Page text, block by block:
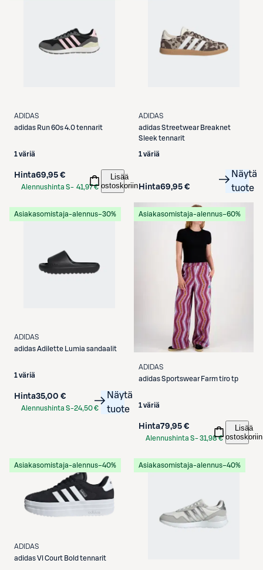
ADIDAS
adidas Run 60s 4.0 tennarit
1 väriä
Hinta69,95 €
Alennushinta S- 41,97 €
Lisää
ostoskoriin
ADIDAS
adidasStreetwear Breaknet
Sleek tennarit
1 väriä
Hinta69,95 €
Näytä
tuote
Asiakasomistaja-alennus−30%
ADIDAS
adidasAdilette Lumia sandaalit
1 väriä
Hinta35,00 €
Alennushinta S-24,50 €
Näytä
tuote
Asiakasomistaja-alennus−60%
ADIDAS
adidasSportswear Farm tiro tp
1 väriä
Hinta79,95 €
Alennushinta S-31,98 €
Lisää
ostoskoriin
Asiakasomistaja-alennus−40%
ADIDAS
adidasVl Court Bold tennarit
Asiakasomistaja-alennus−40%